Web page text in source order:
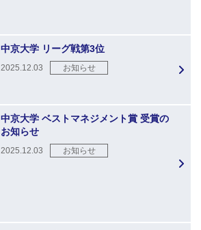
中京大学 リーグ戦第3位
2025.12.03 お知らせ
中京大学 ベストマネジメント賞 受賞の
お知らせ
2025.12.03 お知らせ